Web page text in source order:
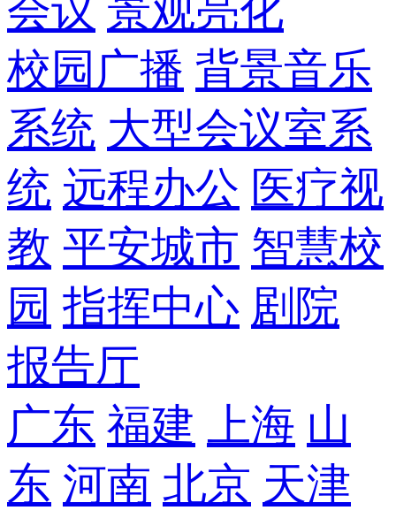
会议 景观亮化
校园广播 背景音乐
系统 大型会议室系
统 远程办公 医疗视
教 平安城市 智慧校
园 指挥中心 剧院
报告厅
广东 福建 上海 山
东 河南 北京 天津